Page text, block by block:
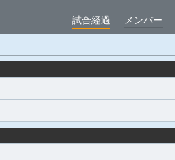
試合経過 メンバー